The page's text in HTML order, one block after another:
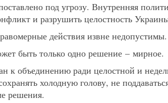
под угрозу. Внутренняя
и разрушить целостность
действия извне недопустимы.
быть только одно решение – мирное.
к объединению ради целостной и
холодную голову, не
решения.